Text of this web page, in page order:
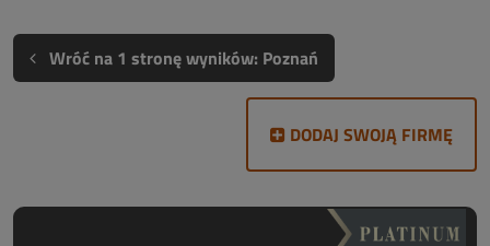
Wróć na 1 stronę wyników: Poznań
DODAJ SWOJĄ FIRMĘ